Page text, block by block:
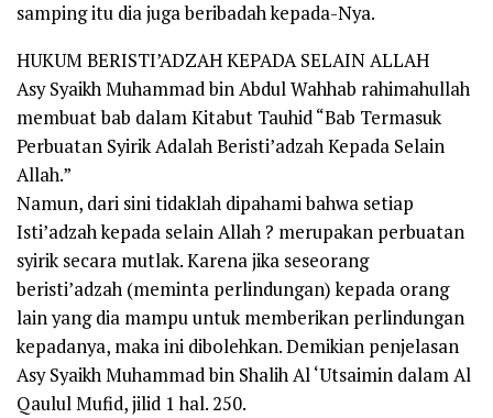
samping itu dia juga beribadah kepada-Nya.
HUKUM BERISTI’ADZAH KEPADA SELAIN ALLAH
Asy Syaikh Muhammad bin Abdul Wahhab rahimahullah
membuat bab dalam Kitabut Tauhid “Bab Termasuk
Perbuatan Syirik Adalah Beristi’adzah Kepada Selain
Allah.”
Namun, dari sini tidaklah dipahami bahwa setiap
Isti’adzah kepada selain Allah ? merupakan perbuatan
syirik secara mutlak. Karena jika seseorang
beristi’adzah (meminta perlindungan) kepada orang
lain yang dia mampu untuk memberikan perlindungan
kepadanya, maka ini dibolehkan. Demikian penjelasan
Asy Syaikh Muhammad bin Shalih Al ‘Utsaimin dalam Al
Qaulul Mufid, jilid 1 hal. 250.